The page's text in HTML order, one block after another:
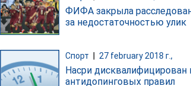
ФИФА закрыла
за недостаточностью улик
Спорт 27 february 2018 г.,
Насри дисквалифицирован
антидопинговых правил